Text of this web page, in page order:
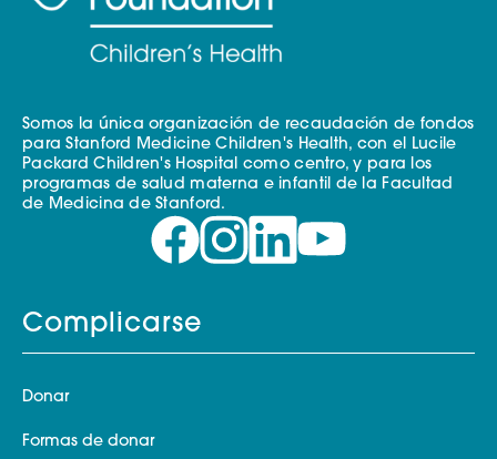
Somos la única organización de recaudación de fondos
para Stanford Medicine Children's Health, con el Lucile
Packard Children's Hospital como centro, y para los
programas de salud materna e infantil de la Facultad
de Medicina de Stanford.
Complicarse
Donar
Formas de donar